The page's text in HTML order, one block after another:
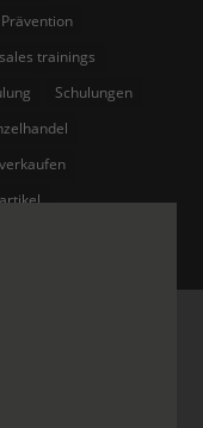
Prävention
trainings
Schulungen
verkaufen